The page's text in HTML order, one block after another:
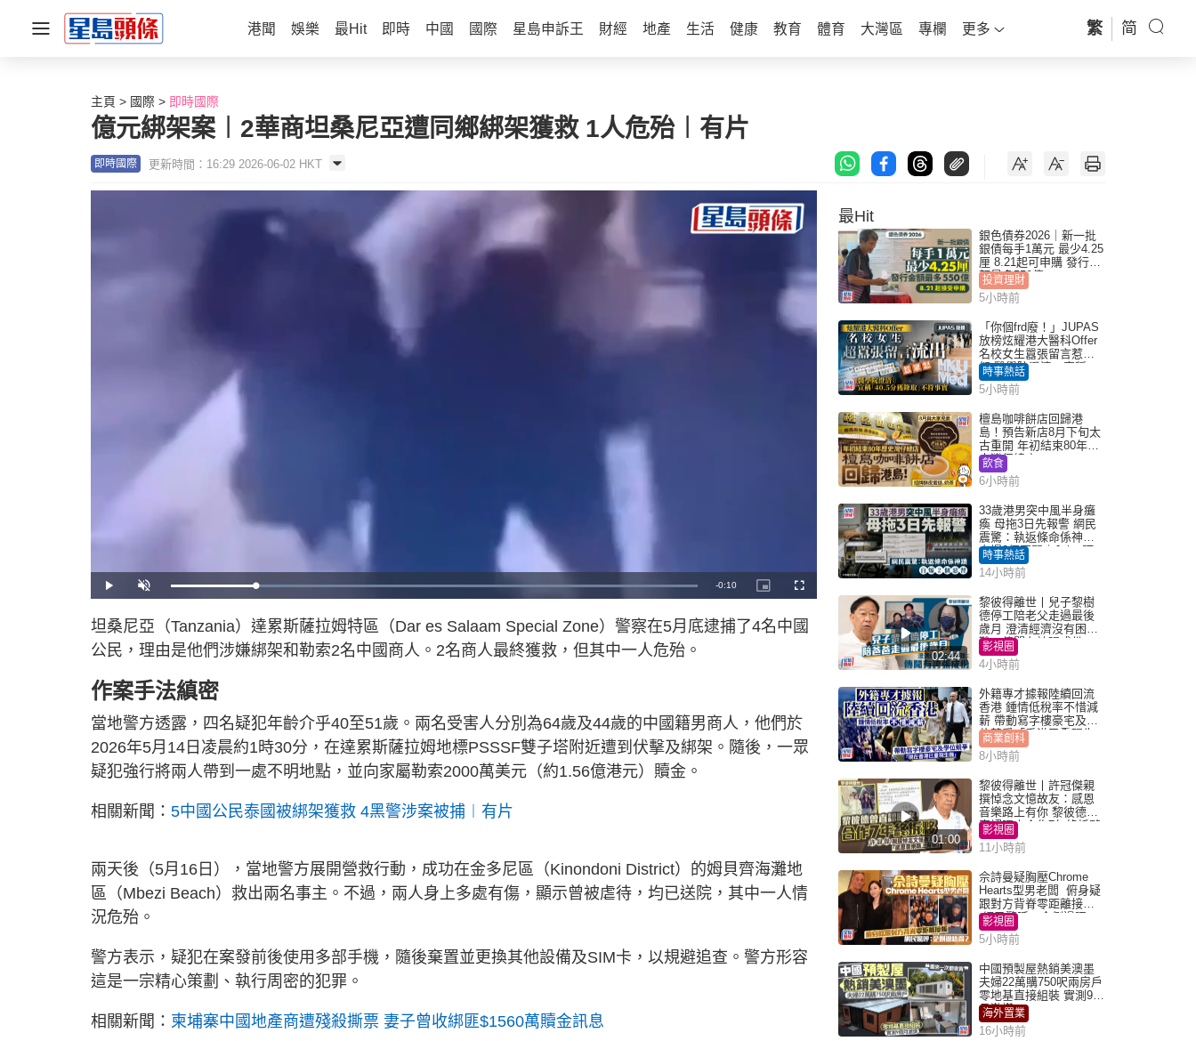
港聞 娛樂 最Hit 即時 中國 國際 星島申訴王 財經 地產 生活 健康 教育 體育 大灣區 專欄 更多 繁 简
主頁 國際 即時國際
億元綁架案︱2華商坦桑尼亞遭同鄉綁架獲救 1人危殆︱有片
即時國際 更新時間：16:29 2026-06-02 HKT
P
l
U
n
t
e
L
o
e
d
1
R
n
m
-0:10
P
i
u
r
t
u
r
F
u
s
c
坦桑尼亞（Tanzania）達累斯薩拉姆特區（Dar es Salaam Special Zone）警察在5月底逮捕了4名中國
公民，理由是他們涉嫌綁架和勒索2名中國商人。2名商人最終獲救，但其中一人危殆。
作案手法縝密
當地警方透露，四名疑犯年齡介乎40至51歲。兩名受害人分別為64歲及44歲的中國籍男商人，他們於
2026年5月14日凌晨約1時30分，在達累斯薩拉姆地標PSSSF雙子塔附近遭到伏擊及綁架。隨後，一眾
疑犯強行將兩人帶到一處不明地點，並向家屬勒索2000萬美元（約1.56億港元）贖金。
相關新聞： 5中國公民泰國被綁架獲救 4黑警涉案被捕︱有片
兩天後（5月16日），當地警方展開營救行動，成功在金多尼區（Kinondoni District）的姆貝齊海灘地
區（Mbezi Beach）救出兩名事主。不過，兩人身上多處有傷，顯示曾被虐待，均已送院，其中一人情
況危殆。
警方表示，疑犯在案發前後使用多部手機，隨後棄置並更換其他設備及SIM卡，以規避追查。警方形容
這是一宗精心策劃、執行周密的犯罪。
相關新聞： 柬埔寨中國地產商遭殘殺撕票 妻子曾收綁匪$1560萬贖金訊息
最Hit
銀色債券2026｜新一批
銀債每手1萬元 最少4.25
厘 8.21起可申購 發行金
額最多550億
投資理財
5小時前
「你個frd廢！」JUPAS
放榜炫耀港大醫科Offer
名校女生囂張留言惹眾
怒 醫學院澄清：宣稱
「40.5分獲錄取」不符事
實｜Juicy叮
時事熱話
5小時前
檀島咖啡餅店回歸港
島！預告新店8月下旬太
古重開 年初結束80年歷
史灣仔總店
飲食
6小時前
33歲港男突中風半身癱
瘓 母拖3日先報警 網民
震驚：執返條命係神蹟
自爆2個惡習｜Juicy叮
時事熱話
14小時前
02:44
黎彼得離世丨兒子黎樹
德停工陪老父走過最後
歲月 澄清經濟沒有困
難：傳聞有誇張成份
影視圈
4小時前
外籍專才據報陸續回流
香港 鍾情低稅率不惜減
薪 帶動寫字樓豪宅及學
位競爭「香港已重現生
機」
商業創科
8小時前
01:00
黎彼得離世丨許冠傑親
撰悼念文憶故友：感恩
音樂路上有你 黎彼德曾
直認唔夾合作7年終拆夥
影視圈
11小時前
佘詩曼疑胸壓Chrome
Hearts型男老闆 俯身疑
跟對方背脊零距離接觸
網民驚呼：企側邊唔
得？
影視圈
5小時前
中國預製屋熱銷美澳墨
夫婦22萬購750呎兩房戶
零地基直接組裝 實測9個
月激讚
海外置業
16小時前